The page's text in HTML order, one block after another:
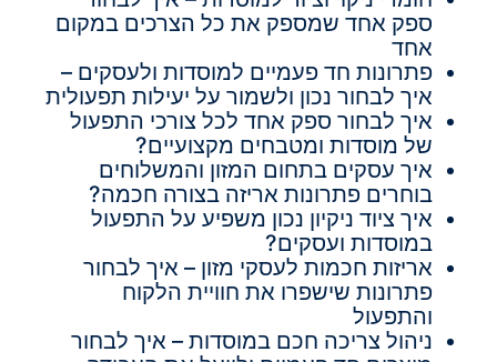
ספק אחד שמספק את כל הצרכים במקום
אחד
פתרונות חד פעמיים למוסדות ולעסקים –
איך לבחור נכון ולשמור על יעילות תפעולית
איך לבחור ספק אחד לכל צורכי התפעול
של מוסדות ומטבחים מקצועיים?
איך עסקים בתחום המזון והמשלוחים
בוחרים פתרונות אריזה בצורה חכמה?
איך ציוד ניקיון נכון משפיע על התפעול
במוסדות ועסקים?
אריזות חכמות לעסקי מזון – איך לבחור
פתרונות שישפרו את חוויית הלקוח
והתפעול
ניהול צריכה חכם במוסדות – איך לבחור